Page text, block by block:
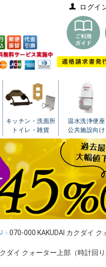
ログイ
キッチン・洗面所
トイレ・雑貨
温水洗浄便座
公共施設向け
› 070-000 KAKUDAI カクダイ
ダイ クォーター上部（時計回り